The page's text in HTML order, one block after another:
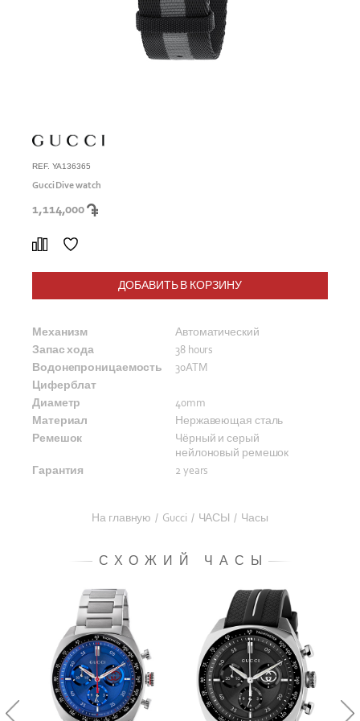
REF. YA136365
Gucci Dive watch
1,114,000
ДОБАВИТЬ В КОРЗИНУ
Механизм
Автоматический
Запас хода
38 hours
Водонепроницаемость
30ATM
Циферблат
Диаметр
40mm
Материал
Нержавеющая сталь
Ремешок
Чёрный и серый
нейлоновый ремешок
Гарантия
2 years
На главную / Gucci / ЧАСЫ / Часы
СХОЖИЙ ЧАСЫ